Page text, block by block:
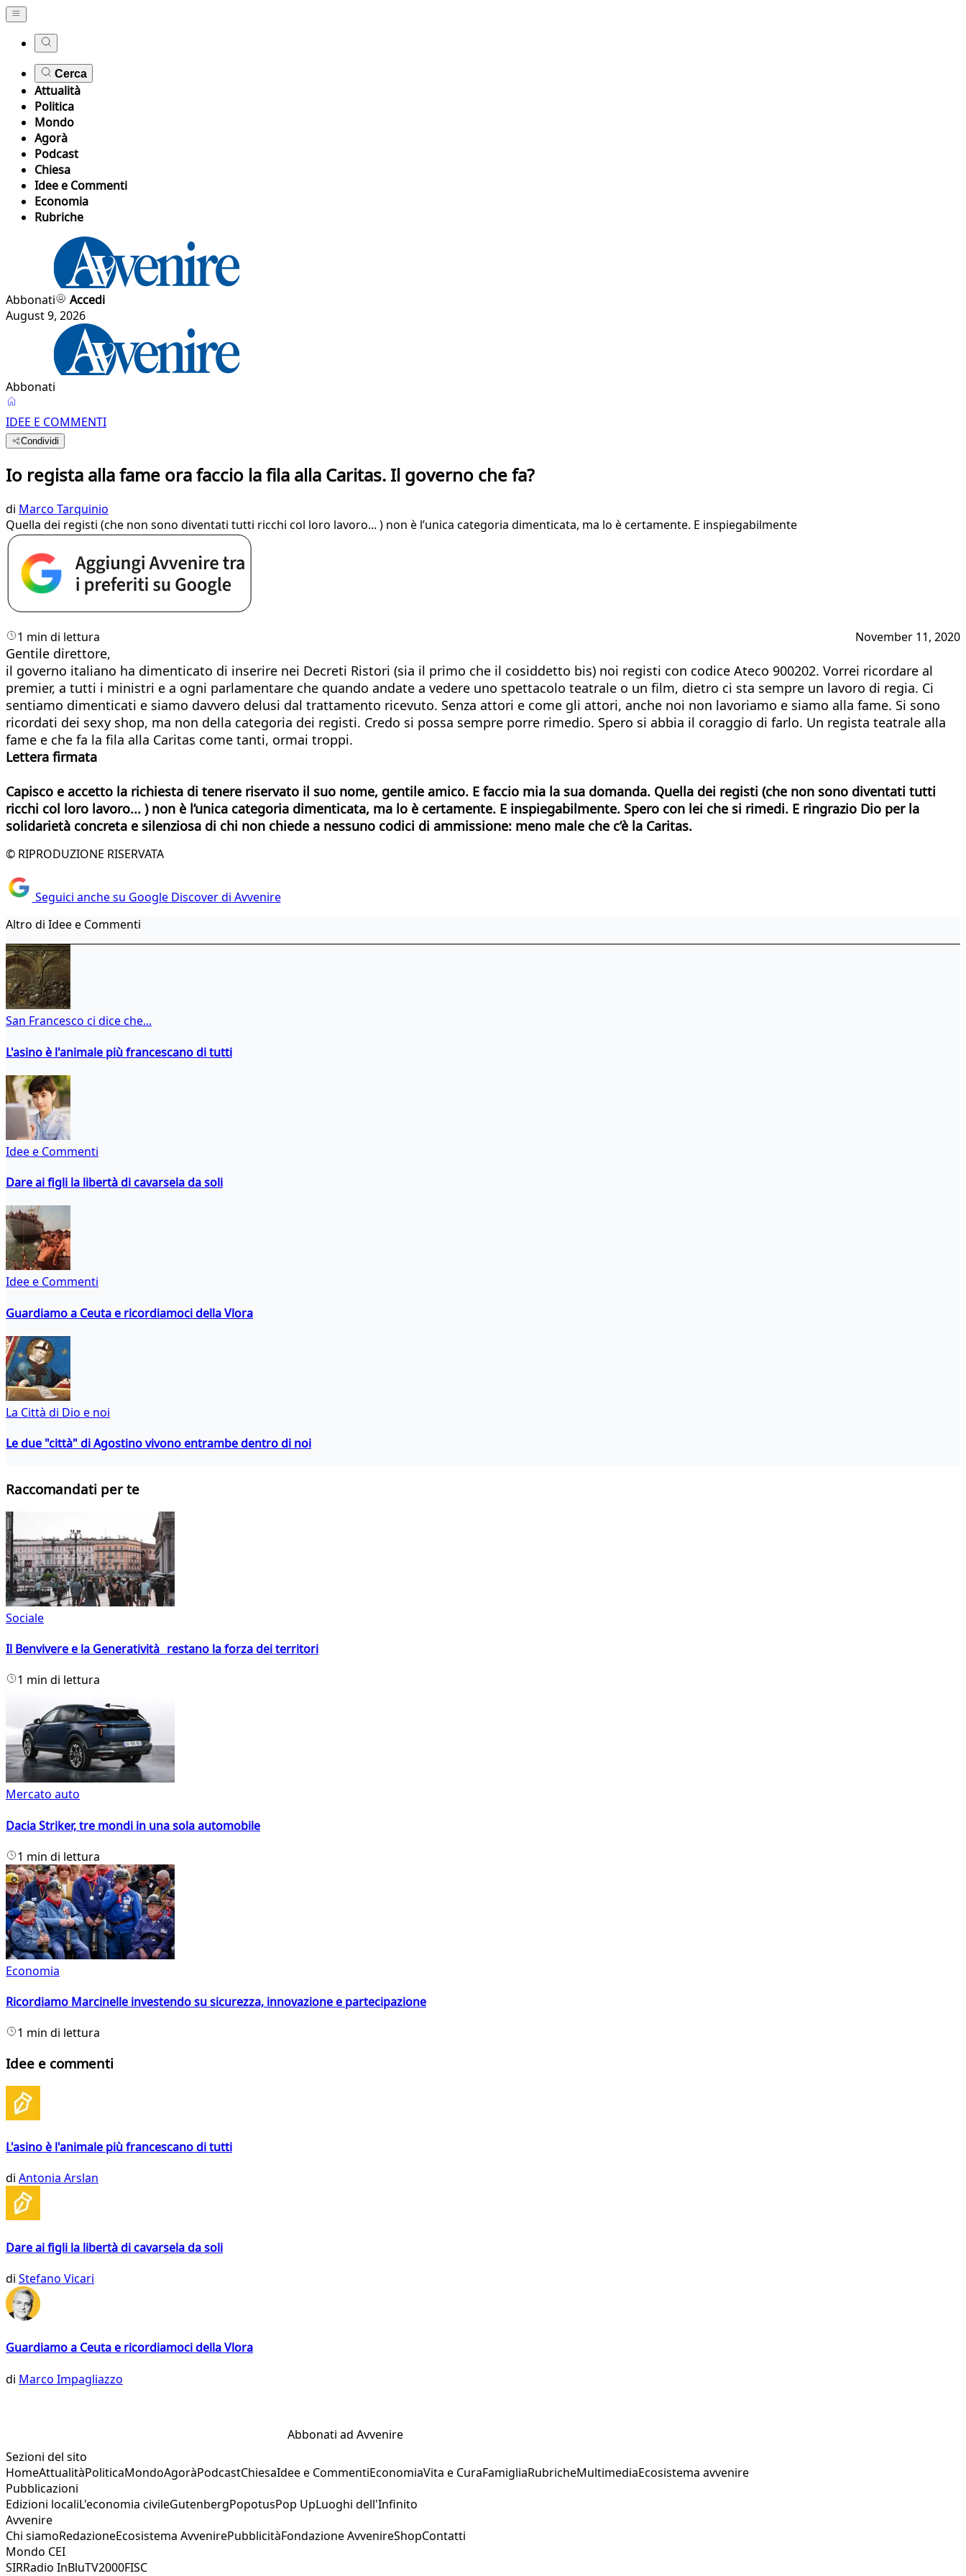
Cerca
Attualità
Politica
Mondo
Agorà
Podcast
Chiesa
Idee e Commenti
Economia
Rubriche
Abbonati
Accedi
August 9, 2026
Abbonati
IDEE E COMMENTI
Condividi
Io regista alla fame ora faccio la fila alla Caritas. Il governo che fa?
di Marco Tarquinio
Quella dei registi (che non sono diventati tutti ricchi col loro lavoro... ) non è l’unica categoria dimenticata, ma lo è certamente. E inspiegabilmente
1 min di lettura November 11, 2020
Gentile direttore,
il governo italiano ha dimenticato di inserire nei Decreti Ristori (sia il primo che il cosiddetto bis) noi registi con codice Ateco 900202. Vorrei ricordare al
premier, a tutti i ministri e a ogni parlamentare che quando andate a vedere uno spettacolo teatrale o un film, dietro ci sta sempre un lavoro di regia. Ci
sentiamo dimenticati e siamo davvero delusi dal trattamento ricevuto. Senza attori e come gli attori, anche noi non lavoriamo e siamo alla fame. Si sono
ricordati dei sexy shop, ma non della categoria dei registi. Credo si possa sempre porre rimedio. Spero si abbia il coraggio di farlo. Un regista teatrale alla
fame e che fa la fila alla Caritas come tanti, ormai troppi.
Lettera firmata
Capisco e accetto la richiesta di tenere riservato il suo nome, gentile amico. E faccio mia la sua domanda. Quella dei registi (che non sono diventati tutti
ricchi col loro lavoro... ) non è l’unica categoria dimenticata, ma lo è certamente. E inspiegabilmente. Spero con lei che si rimedi. E ringrazio Dio per la
solidarietà concreta e silenziosa di chi non chiede a nessuno codici di ammissione: meno male che c’è la Caritas.
© RIPRODUZIONE RISERVATA
Seguici anche su Google Discover di Avvenire
Altro di Idee e Commenti
San Francesco ci dice che...
L'asino è l'animale più francescano di tutti
Idee e Commenti
Dare ai figli la libertà di cavarsela da soli
Idee e Commenti
Guardiamo a Ceuta e ricordiamoci della Vlora
La Città di Dio e noi
Le due "città" di Agostino vivono entrambe dentro di noi
Raccomandati per te
Sociale
Il Benvivere e la Generatività restano la forza dei territori
1 min di lettura
Mercato auto
Dacia Striker, tre mondi in una sola automobile
1 min di lettura
Economia
Ricordiamo Marcinelle investendo su sicurezza, innovazione e partecipazione
1 min di lettura
Idee e commenti
L'asino è l'animale più francescano di tutti
di Antonia Arslan
Dare ai figli la libertà di cavarsela da soli
di Stefano Vicari
Guardiamo a Ceuta e ricordiamoci della Vlora
di Marco Impagliazzo
Abbonati ad Avvenire
Sezioni del sito
HomeAttualitàPoliticaMondoAgoràPodcastChiesaIdee e CommentiEconomiaVita e CuraFamigliaRubricheMultimediaEcosistema avvenire
Pubblicazioni
Edizioni localiL'economia civileGutenbergPopotusPop UpLuoghi dell'Infinito
Avvenire
Chi siamoRedazioneEcosistema AvvenirePubblicitàFondazione AvvenireShopContatti
Mondo CEI
SIRRadio InBluTV2000FISC